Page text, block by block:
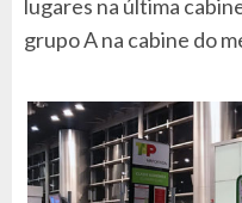
lugares na última
grupo A na cabine do